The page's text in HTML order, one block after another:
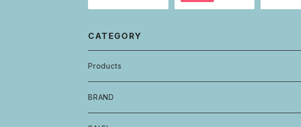
CATEGORY
Products
自転車・フレーム
BRAND